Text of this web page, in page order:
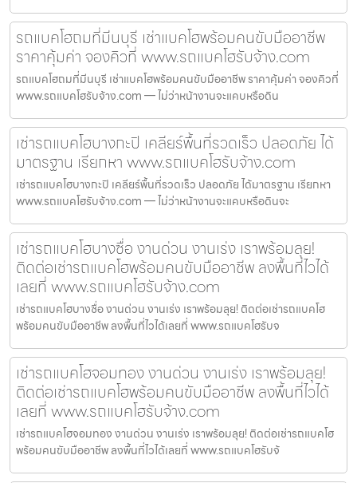
รถแบคโฮถมที่มีนบุรี เช่าแบคโฮพร้อมคนขับมืออาชีพ
ราคาคุ้มค่า จองคิวที่ www.รถแบคโฮรับจ้าง.com
รถแบคโฮถมที่มีนบุรี เช่าแบคโฮพร้อมคนขับมืออาชีพ ราคาคุ้มค่า จองคิวที่
www.รถแบคโฮรับจ้าง.com — ไม่ว่าหน้างานจะแคบหรือดิน
เช่ารถแบคโฮบางกะปิ เคลียร์พื้นที่รวดเร็ว ปลอดภัย ได้
มาตรฐาน เรียกหา www.รถแบคโฮรับจ้าง.com
เช่ารถแบคโฮบางกะปิ เคลียร์พื้นที่รวดเร็ว ปลอดภัย ได้มาตรฐาน เรียกหา
www.รถแบคโฮรับจ้าง.com — ไม่ว่าหน้างานจะแคบหรือดินจะ
เช่ารถแบคโฮบางซื่อ งานด่วน งานเร่ง เราพร้อมลุย!
ติดต่อเช่ารถแบคโฮพร้อมคนขับมืออาชีพ ลงพื้นที่ไวได้
เลยที่ www.รถแบคโฮรับจ้าง.com
เช่ารถแบคโฮบางซื่อ งานด่วน งานเร่ง เราพร้อมลุย! ติดต่อเช่ารถแบคโฮ
พร้อมคนขับมืออาชีพ ลงพื้นที่ไวได้เลยที่ www.รถแบคโฮรับจ
เช่ารถแบคโฮจอมทอง งานด่วน งานเร่ง เราพร้อมลุย!
ติดต่อเช่ารถแบคโฮพร้อมคนขับมืออาชีพ ลงพื้นที่ไวได้
เลยที่ www.รถแบคโฮรับจ้าง.com
เช่ารถแบคโฮจอมทอง งานด่วน งานเร่ง เราพร้อมลุย! ติดต่อเช่ารถแบคโฮ
พร้อมคนขับมืออาชีพ ลงพื้นที่ไวได้เลยที่ www.รถแบคโฮรับจ้